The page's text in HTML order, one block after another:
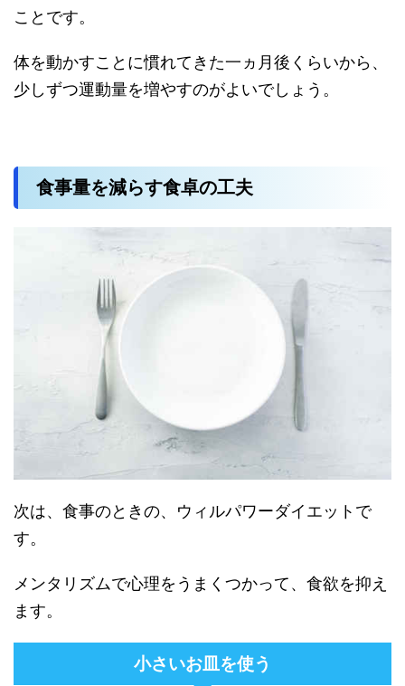
ことです。
体を動かすことに慣れてきた一ヵ月後くらいから、
少しずつ運動量を増やすのがよいでしょう。
食事量を減らす食卓の工夫
次は、食事のときの、ウィルパワーダイエットで
す。
メンタリズムで心理をうまくつかって、食欲を抑え
ます。
小さいお皿を使う